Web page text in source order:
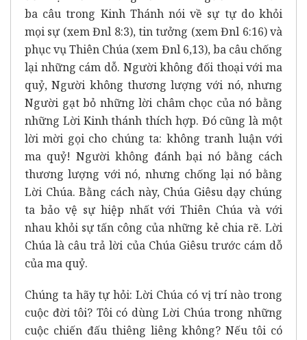
ba câu trong Kinh Thánh nói về sự tự do khỏi
mọi sự (xem Đnl 8:3), tin tưởng (xem Đnl 6:16) và
phục vụ Thiên Chúa (xem Đnl 6,13), ba câu chống
lại những cám dỗ. Người không đối thoại với ma
quỷ, Người không thương lượng với nó, nhưng
Người gạt bỏ những lời châm chọc của nó bằng
những Lời Kinh thánh thích hợp. Đó cũng là một
lời mời gọi cho chúng ta: không tranh luận với
ma quỷ! Người không đánh bại nó bằng cách
thương lượng với nó, nhưng chống lại nó bằng
Lời Chúa. Bằng cách này, Chúa Giêsu dạy chúng
ta bảo vệ sự hiệp nhất với Thiên Chúa và với
nhau khỏi sự tấn công của những kẻ chia rẽ. Lời
Chúa là câu trả lời của Chúa Giêsu trước cám dỗ
của ma quỷ.
Chúng ta hãy tự hỏi: Lời Chúa có vị trí nào trong
cuộc đời tôi? Tôi có dùng Lời Chúa trong những
cuộc chiến đấu thiêng liêng không? Nếu tôi có